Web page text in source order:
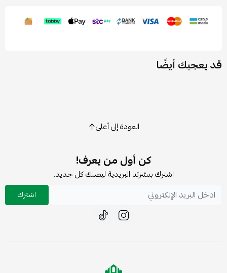
قد يعجبك أيضًا
العودة إلى أعلى
كن أول من يعرف!
اشترك بنشرتنا البريدية ليصلك كل جديد.
اشترك